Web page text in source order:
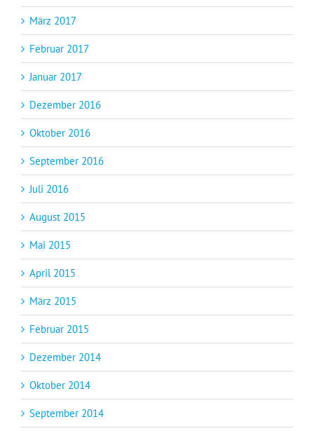
März 2017
Februar 2017
Januar 2017
Dezember 2016
Oktober 2016
September 2016
Juli 2016
August 2015
Mai 2015
April 2015
März 2015
Februar 2015
Dezember 2014
Oktober 2014
September 2014